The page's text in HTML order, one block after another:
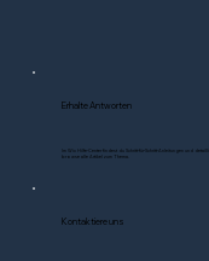
Erhalte Antworten
Im Wix Hilfe-Center findest du Schritt-für-Schritt-Anleitungen und
browse alle Artikel zum Thema.
Kontaktiere uns